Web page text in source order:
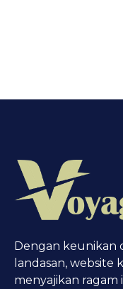
Dengan keunikan
landasan, website
menyajikan